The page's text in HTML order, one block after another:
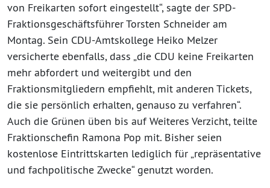
von Freikarten sofort eingestellt“, sagte der SPD-
Fraktionsgeschäftsführer Torsten Schneider am
Montag. Sein CDU-Amtskollege Heiko Melzer
versicherte ebenfalls, dass „die CDU keine Freikarten
mehr abfordert und weitergibt und den
Fraktionsmitgliedern empfiehlt, mit anderen Tickets,
die sie persönlich erhalten, genauso zu verfahren“.
Auch die Grünen üben bis auf Weiteres Verzicht, teilte
Fraktionschefin Ramona Pop mit. Bisher seien
kostenlose Eintrittskarten lediglich für „repräsentative
und fachpolitische Zwecke“ genutzt worden.